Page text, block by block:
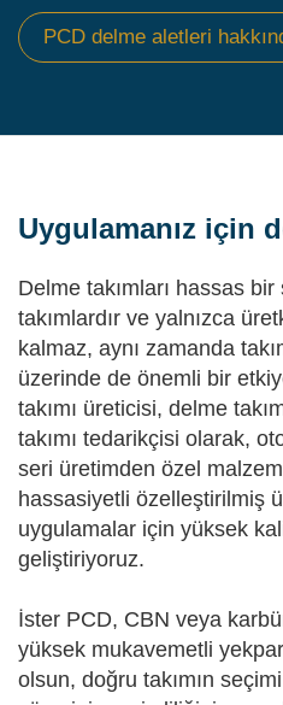
PCD delme aletleri
Uygulamanız için
Delme takımları hassas
takımlardır ve yalnızca
kalmaz, aynı zamanda
üzerinde de önemli bir
takımı üreticisi, delme
takımı tedarikçisi olarak,
seri üretimden özel
hassasiyetli özelleştirilmiş
uygulamalar için yüksek
geliştiriyoruz.
İster PCD, CBN veya
yüksek mukavemetli
olsun, doğru takımın